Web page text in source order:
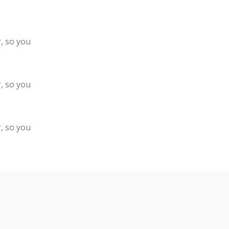
so you
so you
so you